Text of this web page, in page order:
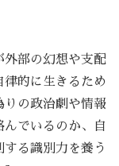
外部の幻想や支配
律的に生きるため
りの政治劇や情報
でいるのか、自
る識別力を養う